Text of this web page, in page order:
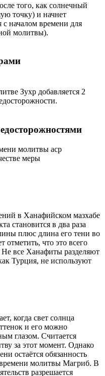
того, как солнечный
точку) и начнет
с началом времени для
молитвы).
Зухр добавляется 2
молитвы аср
меры
в Ханафийском мазхабе
становится в два раза
плюс длина его тени во
отметить, что это всего
все Ханафиты разделяют
Турция, не используют
когда свет солнца
и его можно
глазом. Считается
за этот момент. Однако
остаётся обязанность
молитвы Магриб. В
разрешается